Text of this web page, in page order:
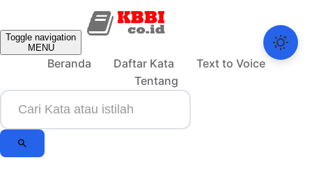
Toggle navigation
MENU
Beranda Daftar Kata
Text to Voice
Tentang